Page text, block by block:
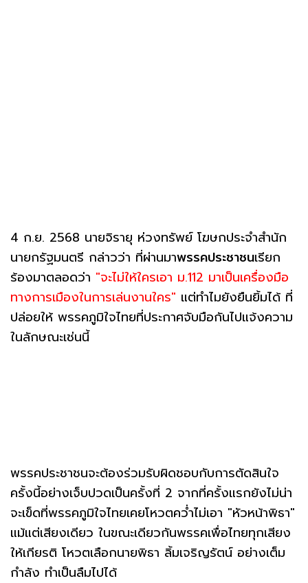
4 ก.ย. 2568 นายจิรายุ ห่วงทรัพย์ โฆษกประจำสำนัก
นายกรัฐมนตรี กล่าวว่า ที่ผ่านมาพรรคประชาชนเรียก
ร้องมาตลอดว่า "จะไม่ให้ใครเอา ม.112 มาเป็นเครื่องมือ
ทางการเมืองในการเล่นงานใคร" แต่ทำไมยังยืนยิ้มได้ ที่
ปล่อยให้ พรรคภูมิใจไทยที่ประกาศจับมือกันไปแจ้งความ
ในลักษณะเช่นนี้
พรรคประชาชนจะต้องร่วมรับผิดชอบกับการตัดสินใจ
ครั้งนี้อย่างเจ็บปวดเป็นครั้งที่ 2 จากที่ครั้งแรกยังไม่น่า
จะเข็ดที่พรรคภูมิใจไทยเคยโหวตคว่ำไม่เอา "หัวหน้าพิธา"
แม้แต่เสียงเดียว ในขณะเดียวกันพรรคเพื่อไทยทุกเสียง
ให้เกียรติ โหวตเลือกนายพิธา ลิ้มเจริญรัตน์ อย่างเต็ม
กำลัง ทำเป็นลืมไปได้